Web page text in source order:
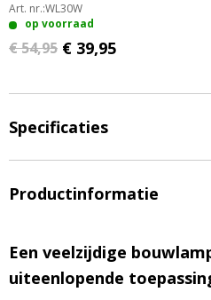
Art. nr.:WL30W
op voorraad
€ 54,95 € 39,95
Specificaties
Productinformatie
Een veelzijdige
uiteenlopende